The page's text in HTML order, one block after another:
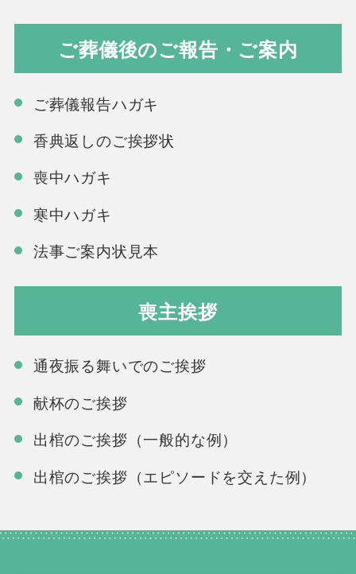
ご葬儀後のご報告・ご案内
ご葬儀報告ハガキ
香典返しのご挨拶状
喪中ハガキ
寒中ハガキ
法事ご案内状見本
喪主挨拶
通夜振る舞いでのご挨拶
献杯のご挨拶
出棺のご挨拶（一般的な例）
出棺のご挨拶（エピソードを交えた例）